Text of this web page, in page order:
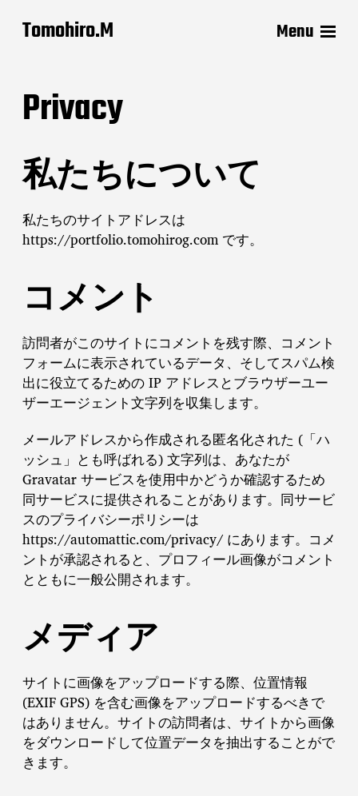
Tomohiro.M Menu
Privacy
私たちについて
私たちのサイトアドレスは
https://portfolio.tomohirog.com です。
コメント
訪問者がこのサイトにコメントを残す際、コメント
フォームに表示されているデータ、そしてスパム検
出に役立てるための IP アドレスとブラウザーユー
ザーエージェント文字列を収集します。
メールアドレスから作成される匿名化された (「ハ
ッシュ」とも呼ばれる) 文字列は、あなたが
Gravatar サービスを使用中かどうか確認するため
同サービスに提供されることがあります。同サービ
スのプライバシーポリシーは
https://automattic.com/privacy/ にあります。コメ
ントが承認されると、プロフィール画像がコメント
とともに一般公開されます。
メディア
サイトに画像をアップロードする際、位置情報
(EXIF GPS) を含む画像をアップロードするべきで
はありません。サイトの訪問者は、サイトから画像
をダウンロードして位置データを抽出することがで
きます。